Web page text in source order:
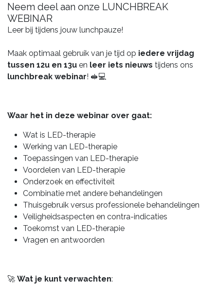
Neem deel aan onze LUNCHBREAK
WEBINAR
Leer bij tijdens jouw lunchpauze!
Maak optimaal gebruik van je tijd op iedere vrijdag
tussen 12u en 13u en leer iets nieuws tijdens ons
lunchbreak webinar! 🥪💻
Waar het in deze webinar over gaat:
Wat is LED-therapie
Werking van LED-therapie
Toepassingen van LED-therapie
Voordelen van LED-therapie
Onderzoek en effectiviteit
Combinatie met andere behandelingen
Thuisgebruik versus professionele behandelingen
Veiligheidsaspecten en contra-indicaties
Toekomst van LED-therapie
Vragen en antwoorden
🚀 Wat je kunt verwachten: